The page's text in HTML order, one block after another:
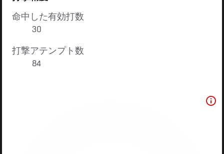
命中した有効打数
30
打撃アテンプト数
84